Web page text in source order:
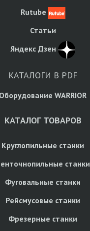
Rutube
Статьи
Яндекс Дзен
КАТАЛОГИ В PDF
Оборудование WARRIOR
КАТАЛОГ ТОВАРОВ
Круглопильные станки
станки
Фуговальные станки
Рейсмусовые станки
Фрезерные станки